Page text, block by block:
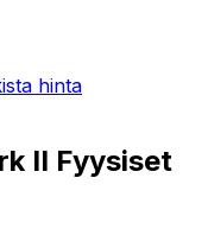
hinta
II Fyysiset